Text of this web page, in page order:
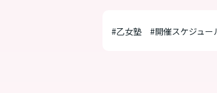
#乙女塾 #開催スケジュー